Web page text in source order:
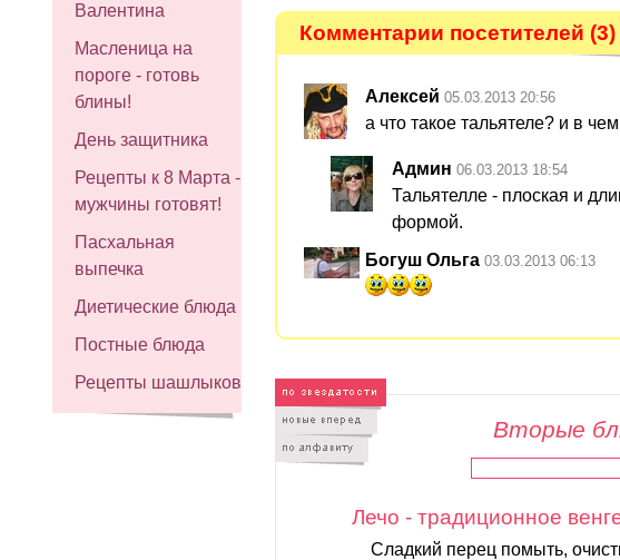
Валентина
Масленица на
пороге - готовь
блины!
День защитника
Рецепты к 8 Марта -
мужчины готовят!
Пасхальная
выпечка
Диетические блюда
Постные блюда
Рецепты шашлыков
Комментарии посетителей (3)
Алексей 05.03.2013 20:56
а что такое тальятеле? и в
Админ 06.03.2013 18:54
Тальятелле - плоская и
формой.
Богуш Ольга 03.03.2013 06:13
Вторые
Лечо - традиционное
Сладкий перец помыть,